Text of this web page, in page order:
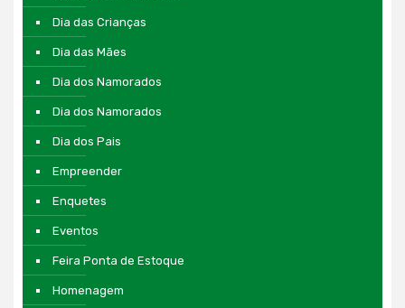
Dia das Crianças
Dia das Mães
Dia dos Namorados
Dia dos Namorados
Dia dos Pais
Empreender
Enquetes
Eventos
Feira Ponta de Estoque
Homenagem